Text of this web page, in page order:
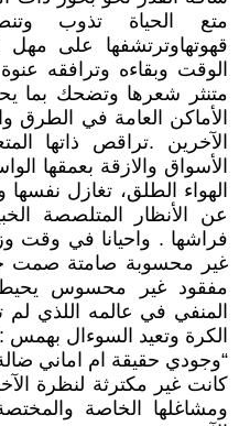
متع الحياة تذوب
قهوتهاوترتشفها على
الوقت وبقاءه وترافقه
متنثر شعرها وتضحك بما
الأماكن العامة في الطرق
الآخرين .تراقص ذاتها
الأسواق والازقة بعمقها
الهواء الطلق، تغازل
عن الأنظار المتلصصة
فراشها . واحيانا في وقت
غير محسوبة صامتة صمت
مفقود غير محسوس يحيط
المنفي في عالمه اللذي
الكرة وتعيد السوءال بهمس :
“وجودي حقيقة ام اماني
كانت غير مكترثة لنظرة
ومشاغلها الخاصة